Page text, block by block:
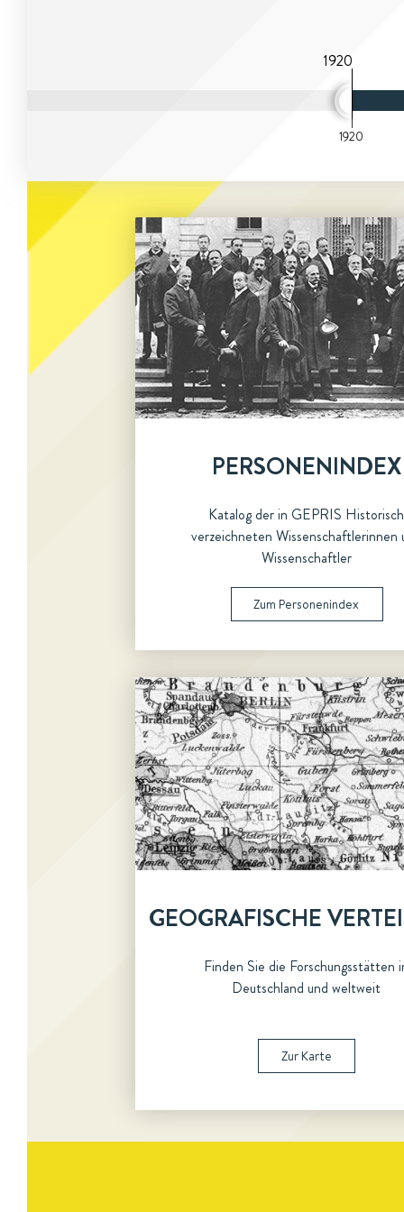
1920
1920
PERSONENINDEX
Katalog der in GEPRIS Historisch
verzeichneten Wissenschaftlerinnen
Wissenschaftler
Zum Personenindex
GEOGRAFISCHE
Finden Sie die Forschungsstätten
Deutschland und weltweit
Zur Karte